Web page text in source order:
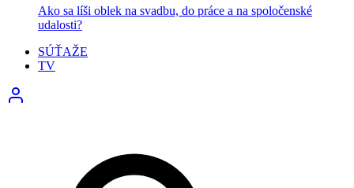
Ako sa líši oblek na svadbu, do práce a na spoločenské
udalosti?
SÚŤAŽE
TV